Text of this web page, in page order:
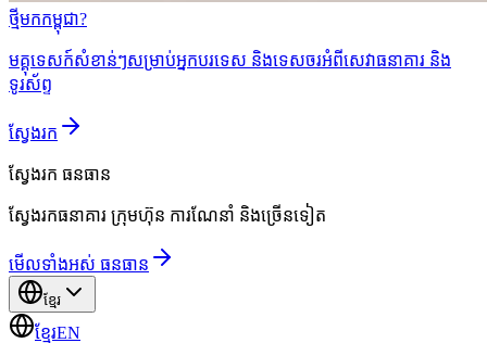
ថ្មីមកកម្ពុជា?
មគ្គុទេសក៍សំខាន់ៗសម្រាប់អ្នកបរទេស និងទេសចរអំពីសេវាធនាគារ និង
ទូរស័ព្ទ
ស្វែងរក
ស្វែងរក ធនធាន
ស្វែងរកធនាគារ ក្រុមហ៊ុន ការណែនាំ និងច្រើនទៀត
មើលទាំងអស់ ធនធាន
ខ្មែរ
ខ្មែរEN